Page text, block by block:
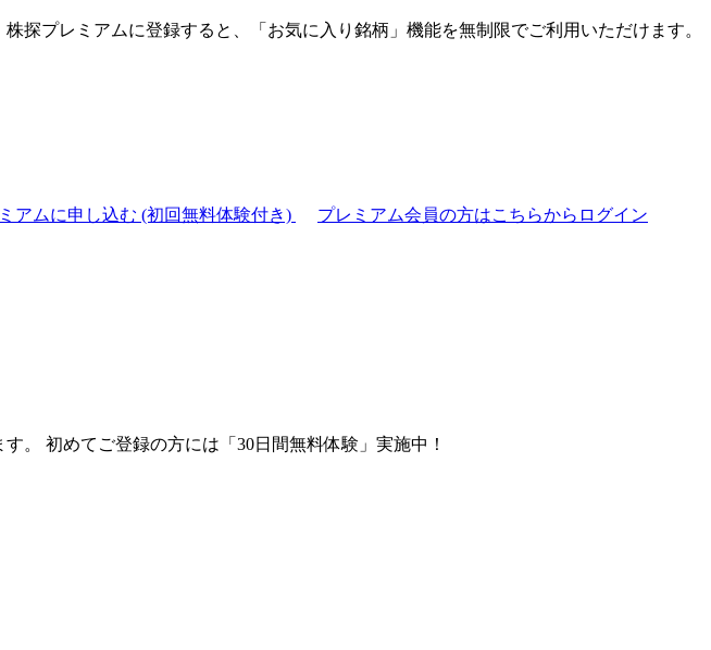
株探プレミアムに登録すると、「お気に入り銘柄」機能を無制限でご利用いただけます。
アムに申し込む (初回無料体験付き)
プレミアム会員の方はこちらからログイン
。 初めてご登録の方には「30日間無料体験」実施中！